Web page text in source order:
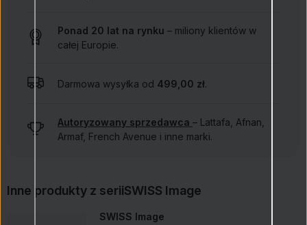
Ponad 20 lat na rynku – miliony klientów w
całej Europie.
Darmowa wysyłka od 499,00 zł.
Autoryzowany sprzedawca – Lattafa, Afnan,
Armaf, French Avenue i inne marki.
Inne produkty z seriiSWISS Image
SWISS Image